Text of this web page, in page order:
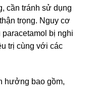
cần tránh sử dụng
trọng. Nguy cơ
bị nghi
trị cùng với các
hưởng bao gồm,